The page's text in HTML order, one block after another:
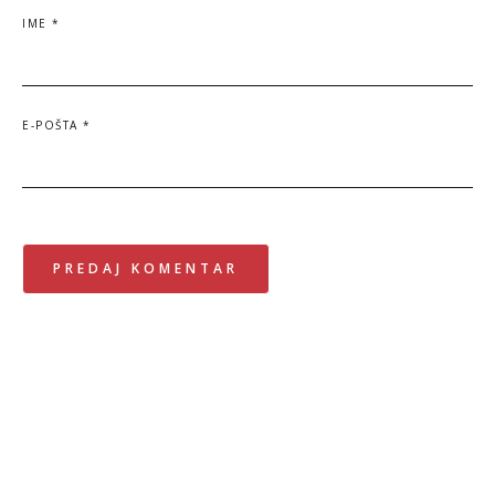
IME *
E-POŠTA *